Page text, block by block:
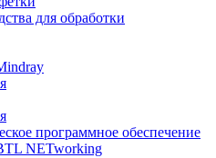
для обработки
программное обеспечение
NETworking